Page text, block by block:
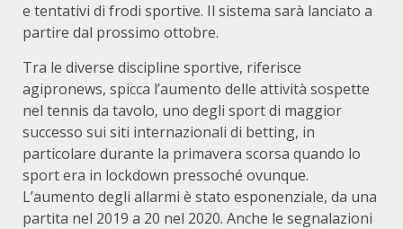
e tentativi di frodi sportive. Il sistema sarà lanciato a
partire dal prossimo ottobre.
Tra le diverse discipline sportive, riferisce
agipronews, spicca l’aumento delle attività sospette
nel tennis da tavolo, uno degli sport di maggior
successo sui siti internazionali di betting, in
particolare durante la primavera scorsa quando lo
sport era in lockdown pressoché ovunque.
L’aumento degli allarmi è stato esponenziale, da una
partita nel 2019 a 20 nel 2020. Anche le segnalazioni